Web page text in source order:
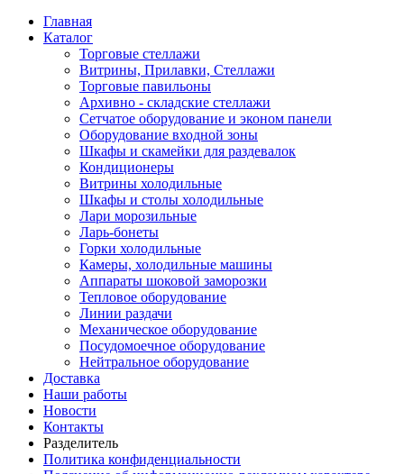
Главная
Каталог
Торговые стеллажи
Витрины, Прилавки, Стеллажи
Торговые павильоны
Архивно - складские стеллажи
Сетчатое оборудование и эконом панели
Оборудование входной зоны
Шкафы и скамейки для раздевалок
Кондиционеры
Витрины холодильные
Шкафы и столы холодильные
Лари морозильные
Ларь-бонеты
Горки холодильные
Камеры, холодильные машины
Аппараты шоковой заморозки
Тепловое оборудование
Линии раздачи
Механическое оборудование
Посудомоечное оборудование
Нейтральное оборудование
Доставка
Наши работы
Новости
Контакты
Разделитель
Политика конфиденциальности